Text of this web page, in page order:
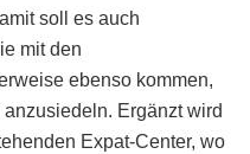
soll es auch
mit den
ebenso kommen,
Ergänzt wird
Expat-Center, wo